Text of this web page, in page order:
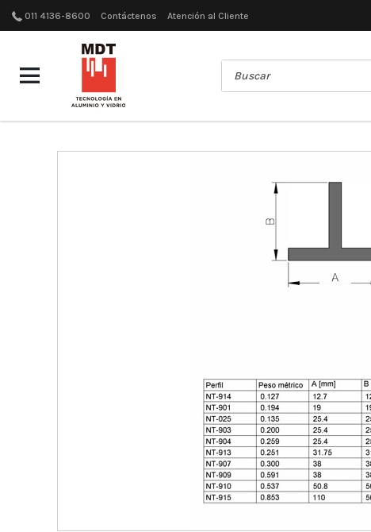
011 4136-8600 Contáctenos Atención al Cliente